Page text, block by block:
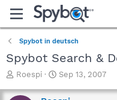
Spybot in deutsch
Spybot Search &
T
r
Roespi
S
a
Sep 13, 2007